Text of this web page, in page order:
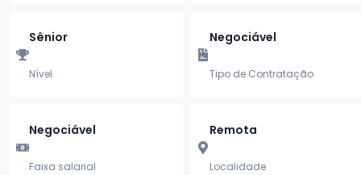
Sênior
Nível
Negociável
Tipo de Contratação
Negociável
Faixa salarial
Remota
Localidade